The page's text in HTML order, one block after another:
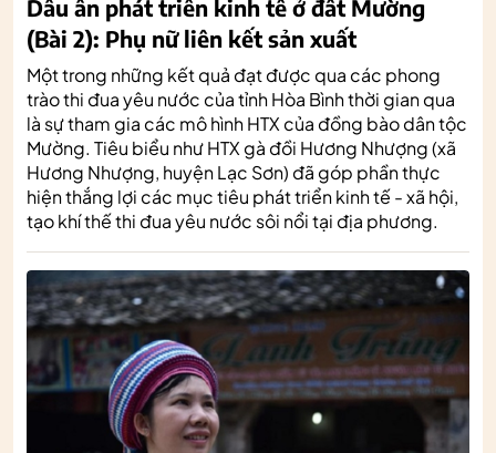
Dấu ấn phát triển kinh tế ở đất Mường
(Bài 2): Phụ nữ liên kết sản xuất
Một trong những kết quả đạt được qua các phong
trào thi đua yêu nước của tỉnh Hòa Bình thời gian qua
là sự tham gia các mô hình HTX của đồng bào dân tộc
Mường. Tiêu biểu như HTX gà đồi Hương Nhượng (xã
Hương Nhượng, huyện Lạc Sơn) đã góp phần thực
hiện thắng lợi các mục tiêu phát triển kinh tế - xã hội,
tạo khí thế thi đua yêu nước sôi nổi tại địa phương.